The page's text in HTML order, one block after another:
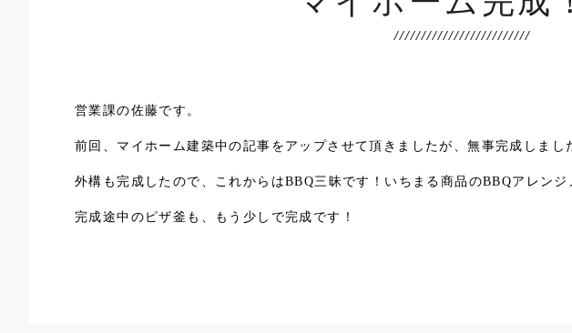
営業課の佐藤です。
前回、マイホーム建築中の記事をアップさせて頂きましたが、無事完成しまし
外構も完成したので、これからはBBQ三昧です！いちまる商品のBBQアレンジ
完成途中のピザ釜も、もう少しで完成です！